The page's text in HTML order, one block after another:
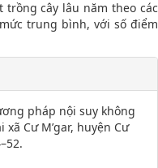
cây lâu năm theo các
trung bình, với số điểm
pháp nội suy không
Cư M’gar, huyện Cư